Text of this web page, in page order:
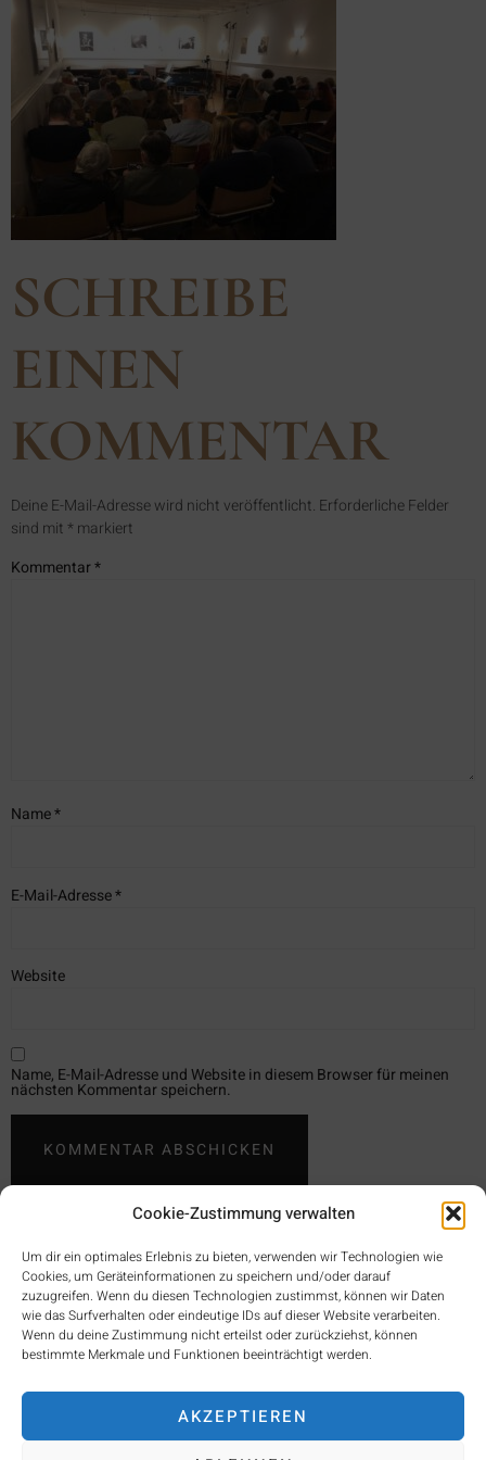
Cookie-Zustimmung verwalten
Um dir ein optimales Erlebnis zu bieten, verwenden wir Technologien wie
Cookies, um Geräteinformationen zu speichern und/oder darauf
zuzugreifen. Wenn du diesen Technologien zustimmst, können wir Daten
wie das Surfverhalten oder eindeutige IDs auf dieser Website verarbeiten.
Wenn du deine Zustimmung nicht erteilst oder zurückziehst, können
bestimmte Merkmale und Funktionen beeinträchtigt werden.
AKZEPTIEREN
SCHREIBE
EINEN
KOMMENTAR
Deine E-Mail-Adresse wird nicht veröffentlicht. Erforderliche Felder
sind mit * markiert
Kommentar*
Name*
E-Mail-Adresse*
Website
Name, E-Mail-Adresse und Website in diesem Browser für meinen
nächsten Kommentar speichern.